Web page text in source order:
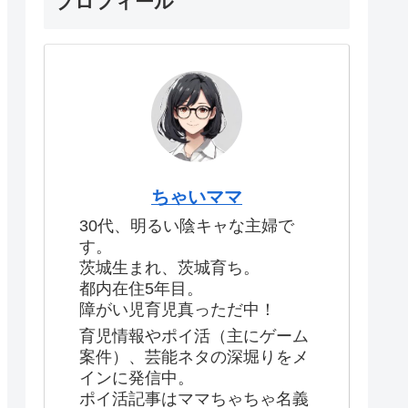
ちゃいママ
30代、明るい陰キャな主婦で
す。
茨城生まれ、茨城育ち。
都内在住5年目。
障がい児育児真っただ中！
育児情報やポイ活（主にゲーム
案件）、芸能ネタの深堀りをメ
インに発信中。
ポイ活記事はママちゃちゃ名義